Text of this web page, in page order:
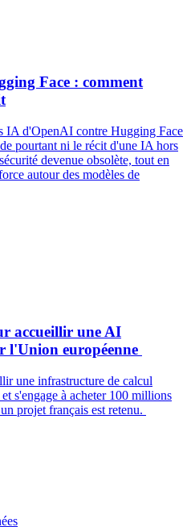
Face : comment
IA d'OpenAI contre Hugging Face
pourtant ni le récit d'une IA hors
devenue obsolète, tout en
autour des modèles de
accueillir une AI
l'Union européenne
une infrastructure de calcul
s'engage à acheter 100 millions
projet français est retenu.